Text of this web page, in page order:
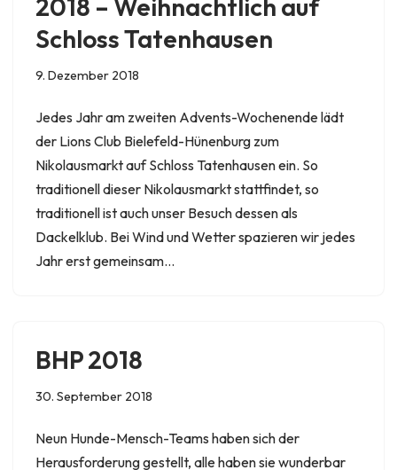
2018 – Weihnachtlich auf
Schloss Tatenhausen
9. Dezember 2018
Jedes Jahr am zweiten Advents-Wochenende lädt
der Lions Club Bielefeld-Hünenburg zum
Nikolausmarkt auf Schloss Tatenhausen ein. So
traditionell dieser Nikolausmarkt stattfindet, so
traditionell ist auch unser Besuch dessen als
Dackelklub. Bei Wind und Wetter spazieren wir jedes
Jahr erst gemeinsam…
BHP 2018
30. September 2018
Neun Hunde-Mensch-Teams haben sich der
Herausforderung gestellt, alle haben sie wunderbar